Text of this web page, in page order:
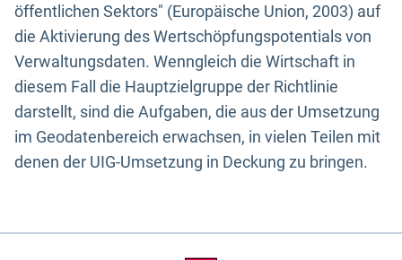
öffentlichen Sektors" (Europäische Union, 2003) auf
die Aktivierung des Wertschöpfungspotentials von
Verwaltungsdaten. Wenngleich die Wirtschaft in
diesem Fall die Hauptzielgruppe der Richtlinie
darstellt, sind die Aufgaben, die aus der Umsetzung
im Geodatenbereich erwachsen, in vielen Teilen mit
denen der UIG-Umsetzung in Deckung zu bringen.